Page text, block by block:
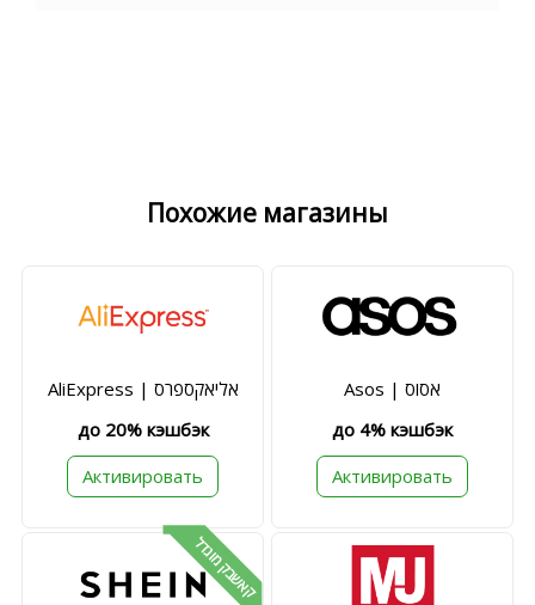
Похожие магазины
AliExpress | אליאקספרס
до 20% кэшбэк
Активировать
Asos | אסוס
до 4% кэшбэк
Активировать
קאשבק מוגדל